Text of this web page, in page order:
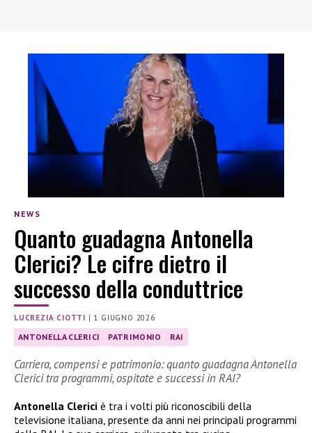
NEWS
Quanto guadagna Antonella
Clerici? Le cifre dietro il
successo della conduttrice
LUCREZIA CIOTTI | 1 GIUGNO 2026
ANTONELLA CLERICI PATRIMONIO RAI
Carriera, compensi e patrimonio: quanto guadagna Antonella
Clerici tra programmi, ospitate e successi in RAI?
Antonella Clerici è tra i volti più riconoscibili della
televisione italiana, presente da anni nei principali programmi